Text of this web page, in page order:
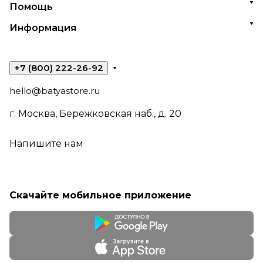
Помощь
Информация
+7 (800) 222-26-92
hello@batyastore.ru
г. Москва, Бережковская наб., д. 20
Напишите нам
Скачайте мобильное приложение